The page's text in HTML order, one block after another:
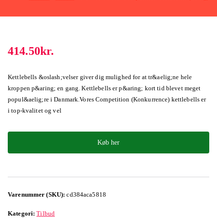
414.50kr.
Kettlebells &oslash;velser giver dig mulighed for at tr&aelig;ne hele
kroppen p&aring; en gang. Kettlebells er p&aring; kort tid blevet meget
popul&aelig;re i Danmark.Vores Competition (Konkurrence) kettlebells er
i top-kvalitet og vel
Køb her
Varenummer (SKU):cd384aca5818
Kategori:Tilbud